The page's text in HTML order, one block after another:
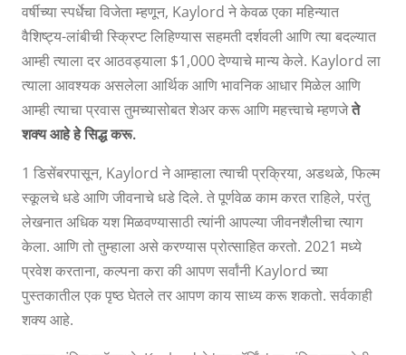
वर्षीच्या स्पर्धेचा विजेता म्हणून, Kaylord ने केवळ एका महिन्यात
वैशिष्ट्य-लांबीची स्क्रिप्ट लिहिण्यास सहमती दर्शवली आणि त्या बदल्यात
आम्ही त्याला दर आठवड्याला $1,000 देण्याचे मान्य केले. Kaylord ला
त्याला आवश्यक असलेला आर्थिक आणि भावनिक आधार मिळेल आणि
आम्ही त्याचा प्रवास तुमच्यासोबत शेअर करू आणि महत्त्वाचे म्हणजेते
शक्य आहे हे सिद्ध करू.
1 डिसेंबरपासून, Kaylord ने आम्हाला त्याची प्रक्रिया, अडथळे, फिल्म
स्कूलचे धडे आणि जीवनाचे धडे दिले. ते पूर्णवेळ काम करत राहिले, परंतु
लेखनात अधिक यश मिळवण्यासाठी त्यांनी आपल्या जीवनशैलीचा त्याग
केला. आणि तो तुम्हाला असे करण्यास प्रोत्साहित करतो. 2021 मध्ये
प्रवेश करताना, कल्पना करा की आपण सर्वांनी Kaylord च्या
पुस्तकातील एक पृष्ठ घेतले तर आपण काय साध्य करू शकतो. सर्वकाही
शक्य आहे.